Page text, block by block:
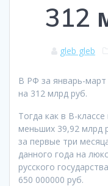
312
gleb gleb
В РФ за январь-
на 312 млрд руб.
Тогда как в В-
меньших 39,92 млрд
за первые три
данного года на
русского
650 000000 руб.